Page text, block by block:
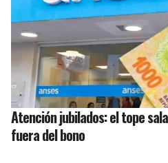
Atención jubilados: el tope
fuera del bono